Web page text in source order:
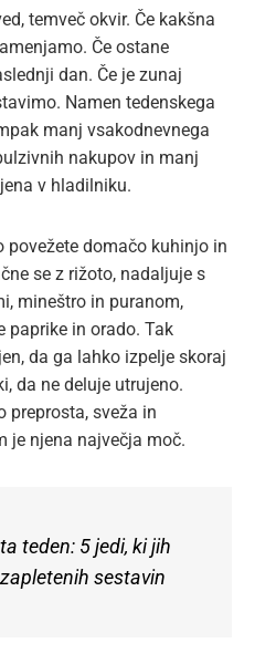
temveč okvir. Če kakšna
Če ostane
dan. Če je zunaj
Namen tedenskega
manj vsakodnevnega
nakupov in manj
v hladilniku.
povežete domačo kuhinjo in
se z rižoto, nadaljuje s
mineštro in puranom,
paprike in orado. Tak
da ga lahko izpelje skoraj
da ne deluje utrujeno.
preprosta, sveža in
je njena največja moč.
teden: 5 jedi, ki jih
sestavin